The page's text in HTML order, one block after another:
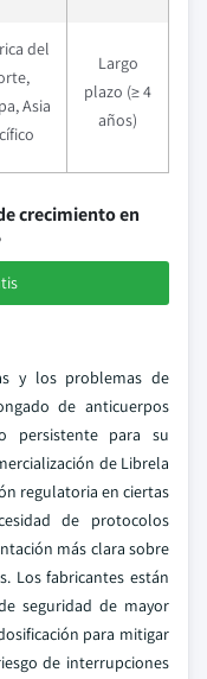
del
Asia
Largo
plazo (≥ 4
años)
crecimiento en
y los problemas de
de anticuerpos
persistente para su
de Librela
regulatoria en ciertas
de protocolos
más clara sobre
Los fabricantes están
seguridad de mayor
para mitigar
de interrupciones